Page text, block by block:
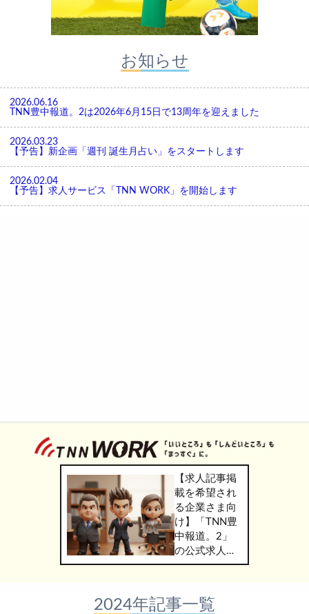
お知らせ
2026.06.16
TNN豊中報道。2は2026年6月15日で13周年を迎えました
2026.03.23
【予告】新企画「週刊 誕生月占い」をスタートします
2026.02.04
【予告】求人サービス「TNN WORK」を開始します
【求人記事掲
載を希望され
る企業さま向
け】「TNN豊
中報道。2」
の公式求人情
報サービス
WORK」のご
掲載につきま
2024年記事一覧